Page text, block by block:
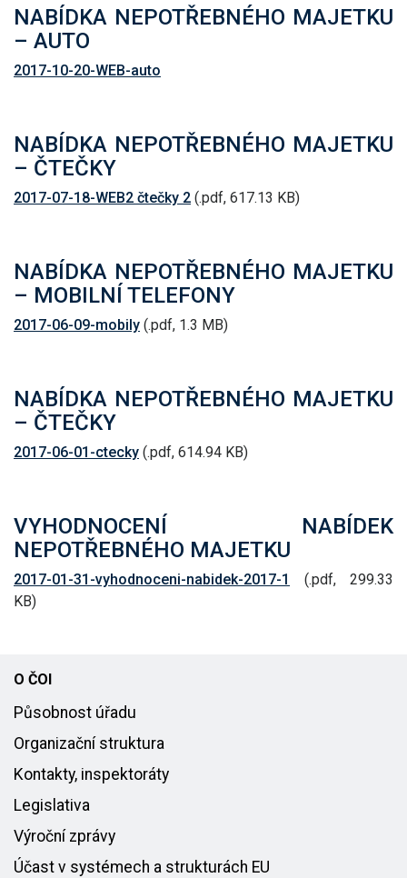
NABÍDKA NEPOTŘEBNÉHO MAJETKU
– AUTO
2017-10-20-WEB-auto
NABÍDKA NEPOTŘEBNÉHO MAJETKU
– ČTEČKY
2017-07-18-WEB2 čtečky 2 (.pdf, 617.13 KB)
NABÍDKA NEPOTŘEBNÉHO MAJETKU
– MOBILNÍ TELEFONY
2017-06-09-mobily (.pdf, 1.3 MB)
NABÍDKA NEPOTŘEBNÉHO MAJETKU
– ČTEČKY
2017-06-01-ctecky (.pdf, 614.94 KB)
VYHODNOCENÍ NABÍDEK
NEPOTŘEBNÉHO MAJETKU
2017-01-31-vyhodnoceni-nabidek-2017-1
(.pdf, 299.33
KB)
O ČOI
Působnost úřadu
Organizační struktura
Kontakty, inspektoráty
Legislativa
Výroční zprávy
Účast v systémech a strukturách EU